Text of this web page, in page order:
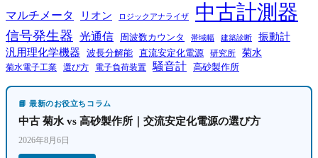
マルチメータ リオン ロジックアナライザ 中古計測器
信号発生器 光通信 周波数カウンタ 帯域幅 建築診断
振動計
汎用理化学機器
波長分解能 直流安定化電源 研究所 菊水
菊水電子工業 選び方 電子負荷装置 騒音計 高砂製作所
📘 最新のお役立ちコラム
中古 菊水 vs 高砂製作所｜交流安定化電源の選び方
2026年8月6日